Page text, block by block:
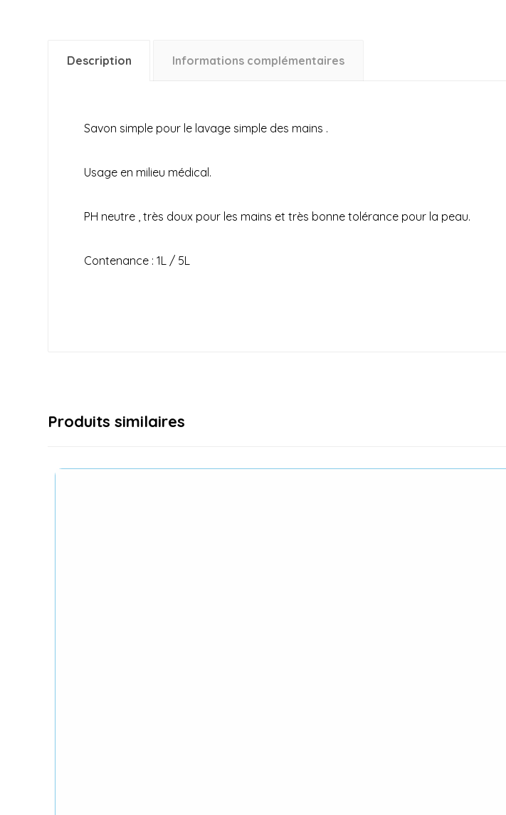
Description Informations complémentaires
Savon simple pour le lavage simple des mains .
Usage en milieu médical.
PH neutre , très doux pour les mains et très bonne tolérance pour la peau.
Contenance : 1L / 5L
Produits similaires